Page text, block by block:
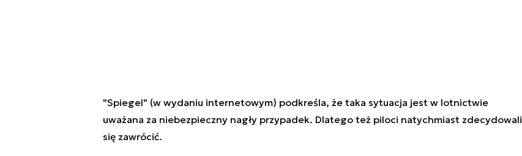
"Spiegel" (w wydaniu internetowym) podkreśla, że taka sytuacja jest w lotnictwie
uważana za niebezpieczny nagły przypadek. Dlatego też piloci natychmiast zdecydowali
się zawrócić.